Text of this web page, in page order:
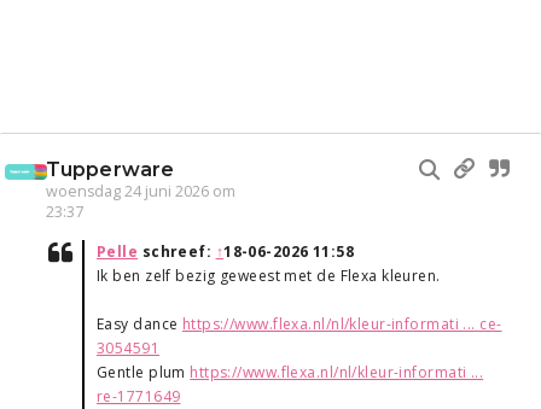
Tupperware
woensdag 24 juni 2026 om
23:37
Pelle schreef: ↑18-06-2026 11:58
Ik ben zelf bezig geweest met de Flexa kleuren.
Easy dance https://www.flexa.nl/nl/kleur-informati ... ce-
3054591
Gentle plum https://www.flexa.nl/nl/kleur-informati ...
re-1771649